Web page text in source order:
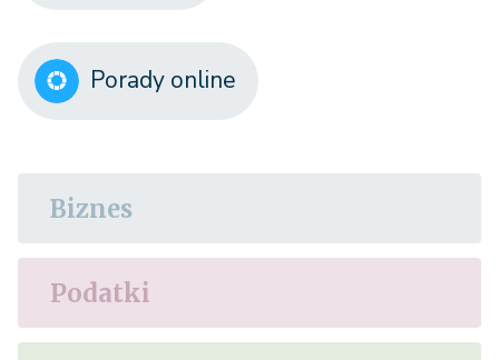
Porady online
Biznes
Podatki